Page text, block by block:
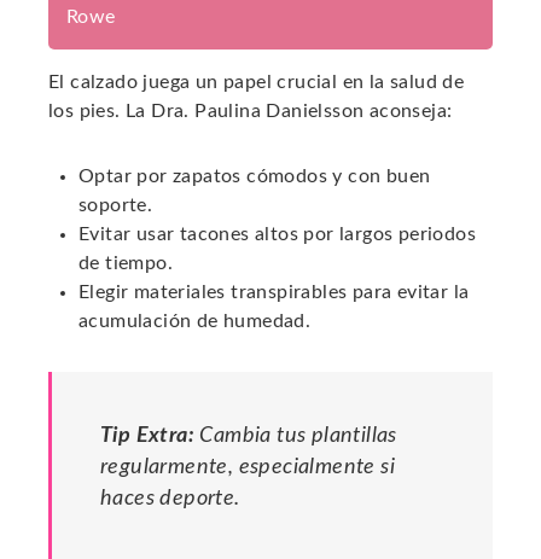
Rowe
El calzado juega un papel crucial en la salud de
los pies. La Dra. Paulina Danielsson aconseja:
Optar por zapatos cómodos y con buen
soporte.
Evitar usar tacones altos por largos periodos
de tiempo.
Elegir materiales transpirables para evitar la
acumulación de humedad.
Tip Extra: Cambia tus plantillas
regularmente, especialmente si
haces deporte.